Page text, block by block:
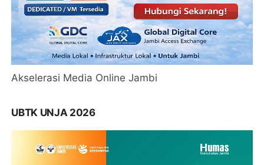
Akselerasi Media Online Jambi
UBTK UNJA 2026